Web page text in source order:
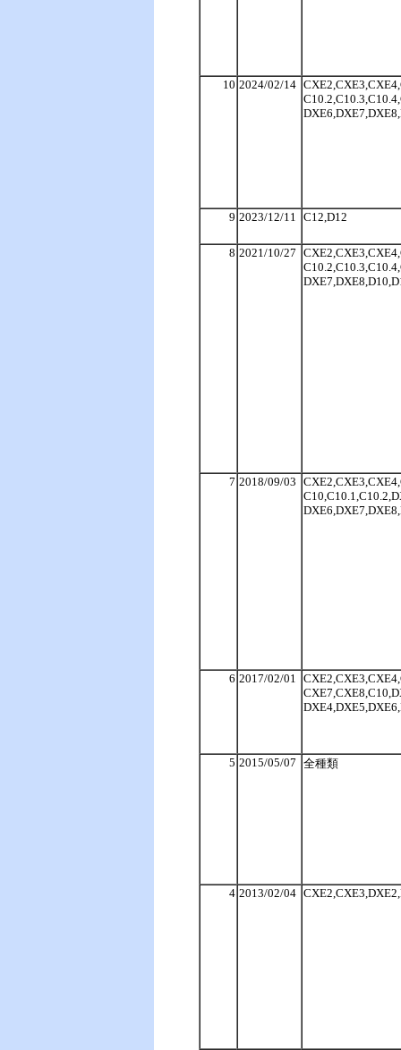
10 2024/02/14
9 2023/12/11 C12,D12
8 2021/10/27
7 2018/09/03
6 2017/02/01
5 2015/05/07 全種類
4 2013/02/04